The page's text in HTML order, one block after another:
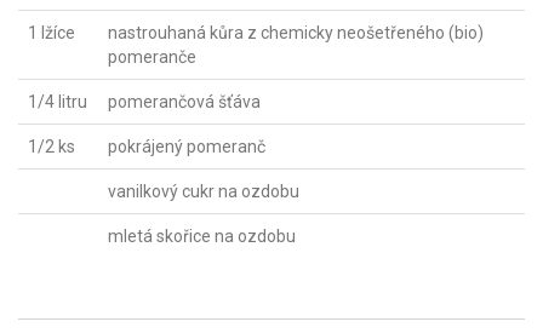
1 lžíce
nastrouhaná kůra z chemicky neošetřeného (bio)
pomeranče
1/4 litru pomerančová šťáva
1/2 ks pokrájený pomeranč
vanilkový cukr na ozdobu
mletá skořice na ozdobu